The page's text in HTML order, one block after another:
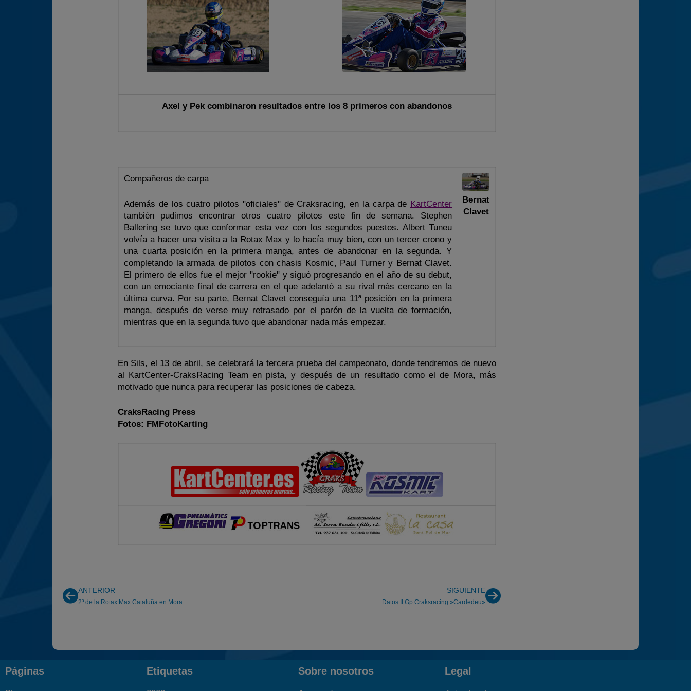
Axel y Pek combinaron resultados entre los 8 primeros con abandonos
Compañeros de carpa
Además de los cuatro pilotos "oficiales" de Craksracing, en la carpa de KartCenter
también pudimos encontrar otros cuatro pilotos este fin de semana. Stephen
Ballering se tuvo que conformar esta vez con los segundos puestos. Albert Tuneu
volvía a hacer una visita a la Rotax Max y lo hacía muy bien, con un tercer crono y
una cuarta posición en la primera manga, antes de abandonar en la segunda. Y
completando la armada de pilotos con chasis Kosmic, Paul Turner y Bernat Clavet.
El primero de ellos fue el mejor "rookie" y siguó progresando en el año de su debut,
con un emociante final de carrera en el que adelantó a su rival más cercano en la
última curva. Por su parte, Bernat Clavet conseguía una 11ª posición en la primera
manga, después de verse muy retrasado por el parón de la vuelta de formación,
mientras que en la segunda tuvo que abandonar nada más empezar.
Bernat
Clavet
En Sils, el 13 de abril, se celebrará la tercera prueba del campeonato, donde tendremos de nuevo
al KartCenter-CraksRacing Team en pista, y después de un resultado como el de Mora, más
motivado que nunca para recuperar las posiciones de cabeza.
CraksRacing Press
Fotos: FMFotoKarting
ANTERIOR
2ª de la Rotax Max Cataluña en Mora
SIGUIENTE
Datos II Gp Craksracing »Cardedeu»
Páginas Etiquetas Sobre nosotros Legal